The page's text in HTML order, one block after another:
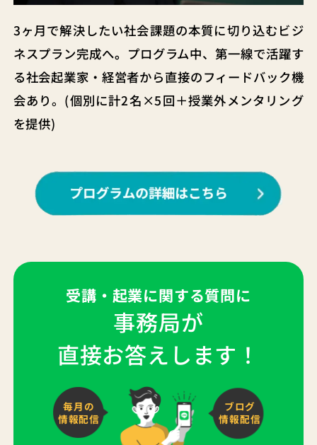
3ヶ月で解決したい社会課題の本質に切り込むビジ
ネスプラン完成へ。 プログラム中、第一線で活躍す
る社会起業家・経営者から直接のフィードバック機
会あり。(個別に計2名×5回＋授業外メンタリング
を提供)
受講・起業に関する質問に
事務局が
直接お答えします！
毎月の
情報配信
ブログ
情報配信